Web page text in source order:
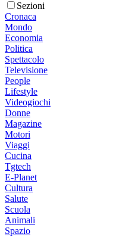
Sezioni
Cronaca
Mondo
Economia
Politica
Spettacolo
Televisione
People
Lifestyle
Videogiochi
Donne
Magazine
Motori
Viaggi
Cucina
Tgtech
E-Planet
Cultura
Salute
Scuola
Animali
Spazio